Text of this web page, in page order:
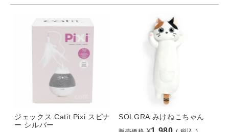
ジェックス Catit Pixi スピナ
ー シルバー
SOLGRA みけねこちゃん